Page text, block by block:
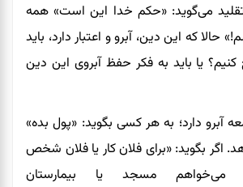
می‌گوید: «حکم خدا این است» همه
که این دین، آبرو و اعتبار دارد، باید
یا باید به فکر حفظ آبروی این دین
آبرو دارد؛ به هر کسی بگوید: «پول بده»
اگر بگوید: «برای فلان کار یا فلان شخص
می‌خواهم مسجد یا بیمارستان